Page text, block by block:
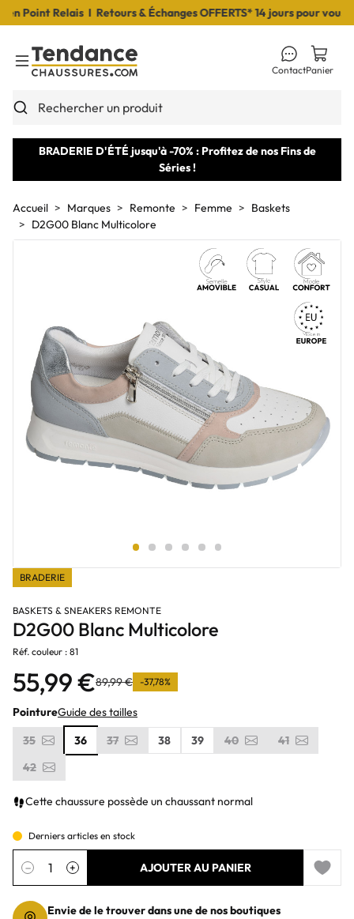
Point Relais I Retours & Échanges OFFERTS* 14 jours pour vous
Toggle Menu
Rechercher un produit
ContactPanier
BRADERIE D'ÉTÉ jusqu'à -70% : Profitez de nos Fins de
Séries !
Accueil Marques Remonte Femme
Baskets
D2G00 Blanc Multicolore
BRADERIE
BASKETS & SNEAKERS REMONTE
D2G00 Blanc Multicolore
Réf. couleur : 81
55,99 €89,99 € -37,78%
PointureGuide des tailles
35
36 37 38 39 40
41
42
Cette chaussure possède un chaussant normal
Derniers articles en stock
Quantité
− + AJOUTER AU PANIER
Add to
Envie de le trouver dans une de nos boutiques